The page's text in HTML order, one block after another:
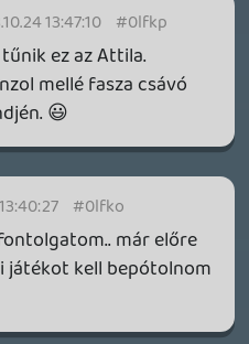
Onimusha:
realisztikus
minden
azonban